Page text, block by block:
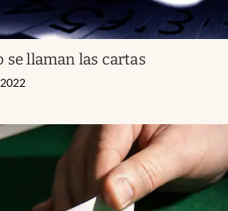
se llaman las cartas